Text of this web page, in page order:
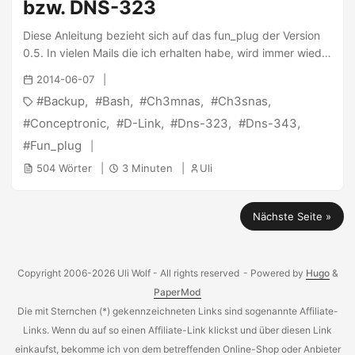
Lüfter läuft (von daher gibts dann wieder nicht viel zu
protokollieren :P). Ein Abhilfe für diese Probleme bietet das
NAS jedoch von Haus aus. Dank eines USB-Ports auf der
es leicht mit einem USB-Speicher erweiterbar. Natürlich
liefert Conceptronic diese Möglichkeit nicht mit, jedoch
dank des fun_plug ist auch dieses Problem leicht zu
beheben. ...
bzw. DNS-323
Diese Anleitung bezieht sich auf das fun_plug der Version
0.5. In vielen Mails die ich erhalten habe, wird immer wieder
nach einer Backuplösung für das CH3SNAS gefragt. Ich
habe auf meinen Servern ein einfaches Skript am laufen,
welches sich Backup2l schimpft und sehr gut für Text-
Dateien geeignet ist, da es hervorragende
Komprimierungsmechanismen mitbringt. Für Fonz Fun_plug
0.5 habe ich nun ein Paket geschnürt, welches eine
schnelle und einfache Installation dieses Skriptes bietet. ...
2014-06-07
Backup Bash Ch3mnas
Ch3snas
Conceptronic
D-Link Dns-323
Dns-343
Fun_plug
504 Wörter 3 Minuten Uli
Nächste Seite »
Copyright 2006-2026 Uli Wolf - All rights reserved - Powered by Hugo &
PaperMod
Die mit Sternchen (*) gekennzeichneten Links sind sogenannte Affiliate-
Links. Wenn du auf so einen Affiliate-Link klickst und über diesen Link
einkaufst, bekomme ich von dem betreffenden Online-Shop oder Anbieter